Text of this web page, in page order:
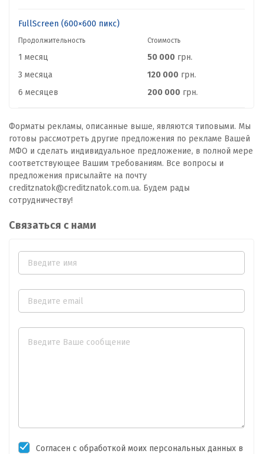
FullScreen (600×600 пикс)
Продолжительность
1 месяц
3 месяца
6 месяцев
Стоимость
50 000 грн.
120 000 грн.
200 000 грн.
Форматы рекламы, описанные выше, являются типовыми. Мы
готовы рассмотреть другие предложения по рекламе Вашей
МФО и сделать индивидуальное предложение, в полной мере
соответствующее Вашим требованиям. Все вопросы и
предложения присылайте на почту
creditznatok@creditznatok.com.ua. Будем рады
сотрудничеству!
Связаться с нами
Согласен с обработкой моих персональных данных в